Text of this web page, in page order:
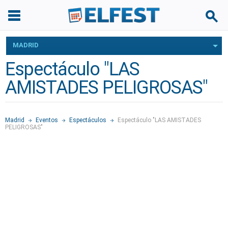
MADRID
Espectáculo "LAS
AMISTADES PELIGROSAS"
Madrid Eventos Espectáculos
Espectáculo "LAS AMISTADES
PELIGROSAS"